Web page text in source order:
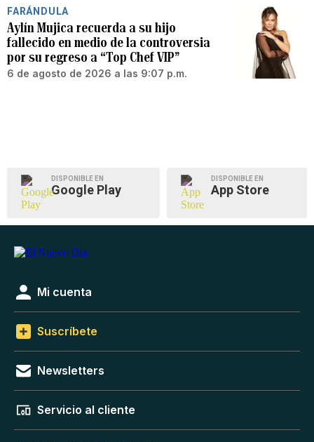
FARÁNDULA
Aylín Mujica recuerda a su hijo
fallecido en medio de la controversia
por su regreso a “Top Chef VIP”
6 de agosto de 2026 a las 9:07 p.m.
DISPONIBLE EN
Google Play
DISPONIBLE EN
App Store
Mi cuenta
Suscríbete
Newsletters
Servicio al cliente